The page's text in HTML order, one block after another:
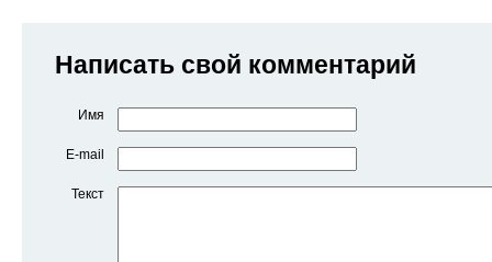
Написать свой комментарий
Имя
E-mail
Текст